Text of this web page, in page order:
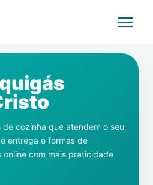
cozinha que atendem o seu
entrega e formas de
com mais praticidade